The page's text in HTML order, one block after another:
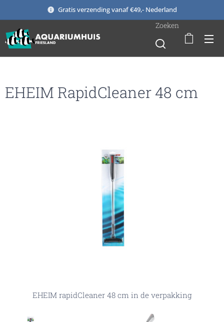
Gratis verzending vanaf €49,- Nederland
Zoeken
EHEIM RapidCleaner 48 cm
EHEIM rapidCleaner 48 cm in de verpakking
EHEIM rapidCleaner 48 cm meshouder
EHEIM rapidCleaner 48 cm